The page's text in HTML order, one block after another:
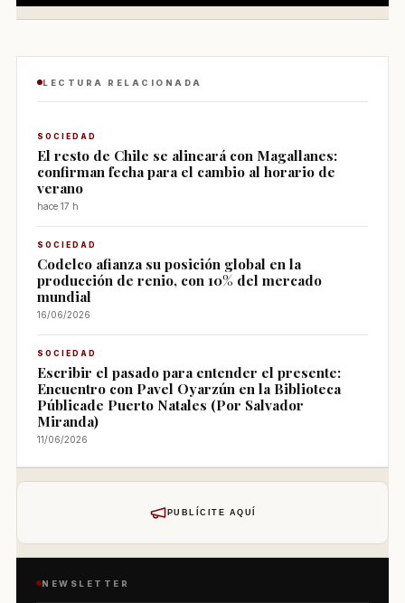
LECTURA RELACIONADA
SOCIEDAD
El resto de Chile se alineará con Magallanes:
confirman fecha para el cambio al horario de
verano
hace 17 h
SOCIEDAD
Codelco afianza su posición global en la
producción de renio, con 10% del mercado
mundial
16/06/2026
SOCIEDAD
Escribir el pasado para entender el presente:
Encuentro con Pavel Oyarzún en la Biblioteca
Públicade Puerto Natales (Por Salvador
Miranda)
11/06/2026
PUBLÍCITE AQUÍ
NEWSLETTER